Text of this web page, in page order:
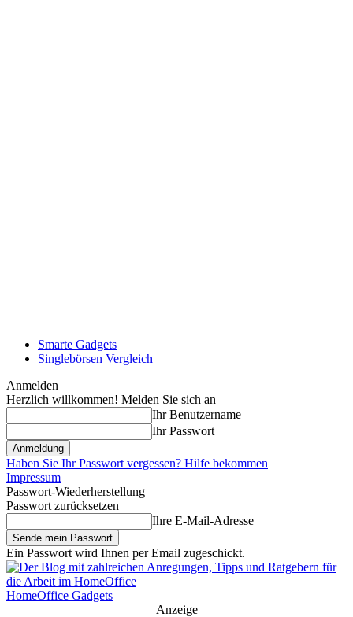
Smarte Gadgets
Singlebörsen Vergleich
Anmelden
Herzlich willkommen! Melden Sie sich an
Ihr Benutzername
Ihr Passwort
Haben Sie Ihr Passwort vergessen? Hilfe bekommen
Impressum
Passwort-Wiederherstellung
Passwort zurücksetzen
Ihre E-Mail-Adresse
Ein Passwort wird Ihnen per Email zugeschickt.
HomeOffice Gadgets
Anzeige